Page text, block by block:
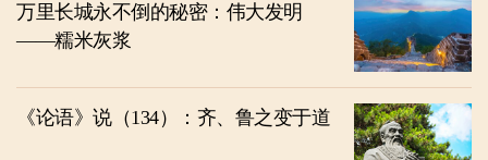
万里长城永不倒的秘密：伟大发明
——糯米灰浆
《论语》说（134）：齐、鲁之变于道